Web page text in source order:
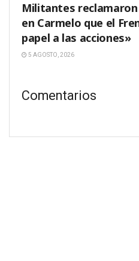
Militantes
en Carmelo que el
papel a las acciones»
5 AGOSTO, 2026
Comentarios